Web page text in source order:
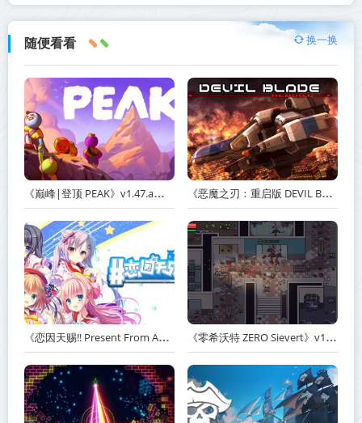
随便看看 换一换
《巅峰|登顶 PEAK》v1.47.a【单机+联机】丨中文版网盘下载 《恶魔之刃：重启版 DEVIL BLADE REBOOT》v1.2.4-免安装中文版丨中文版网盘下载
《恋因天赐!! Present From Angel Template!! An Angel's Gift》Build.23930554-免安装中文版丨中文版网盘下载 《零希沃特 ZERO Sievert》v1.2.59-免安装中文版丨中文版网盘下载